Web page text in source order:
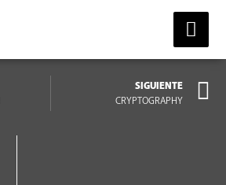
SIGUIENTE
CRYPTOGRAPHY